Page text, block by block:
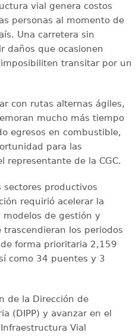
vial genera costos
personas al momento de
Una carretera sin
daños que ocasionen
transitar por un
con rutas alternas ágiles,
mucho más tiempo
egresos en combustible,
para las
representante de la CGC.
sectores productivos
requirió acelerar la
de gestión y
los periodos
forma prioritaria 2,159
como 34 puentes y 3
de la Dirección de
(DIPP) y avanzar en el
Vial